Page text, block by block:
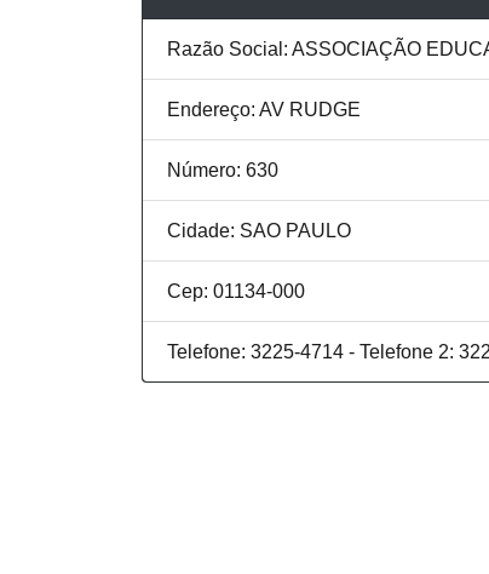
Razão Social: ASSOCIAÇÃO
Endereço: AV RUDGE
Número: 630
Cidade: SAO PAULO
Cep: 01134-000
Telefone: 3225-4714 - Telefone 2: